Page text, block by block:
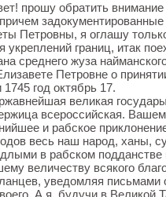
прошу обратить внимание
задокументированные
Петровны, я оглашу
укреплений границ, итак
среднего жуза
Петровне о
год октябрь 17.
великая
всероссийская.
и рабское
весь наш народ, ханы,
в рабском подданстве
величеству всякого
уведомляя письмами
А я, будучи в Великой